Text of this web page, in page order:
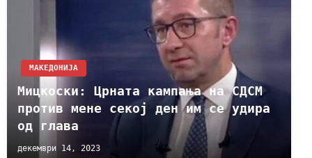
МАКЕДОНИЈА
Mицкоски: Црната кампања на СДСM
против мене секој ден им се удира
од глава
декември 14, 2023